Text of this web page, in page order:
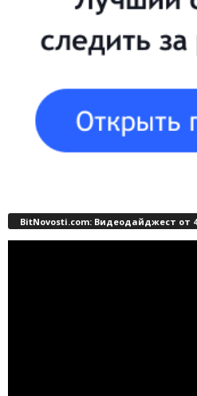
BitNovosti.com: Видеодайджест от